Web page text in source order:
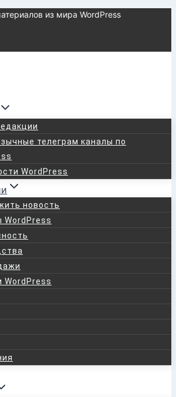
из мира WordPress
телеграм каналы по
WordPress
новость
WordPress
WordPress